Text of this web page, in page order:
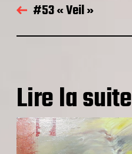
#53 « Veil »
Lire la suite